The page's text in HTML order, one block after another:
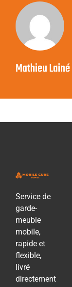
Mathieu Lainé
Service de
garde-
meuble
mobile,
rapide et
flexible,
livré
directement